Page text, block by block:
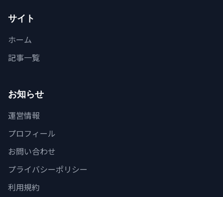
サイト
ホーム
記事一覧
お知らせ
運営情報
プロフィール
お問い合わせ
プライバシーポリシー
利用規約